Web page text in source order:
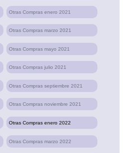
Otras Compras enero 2021
Otras Compras marzo 2021
Otras Compras mayo 2021
Otras Compras julio 2021
Otras Compras septiembre 2021
Otras Compras noviembre 2021
Otras Compras enero 2022
Otras Compras marzo 2022